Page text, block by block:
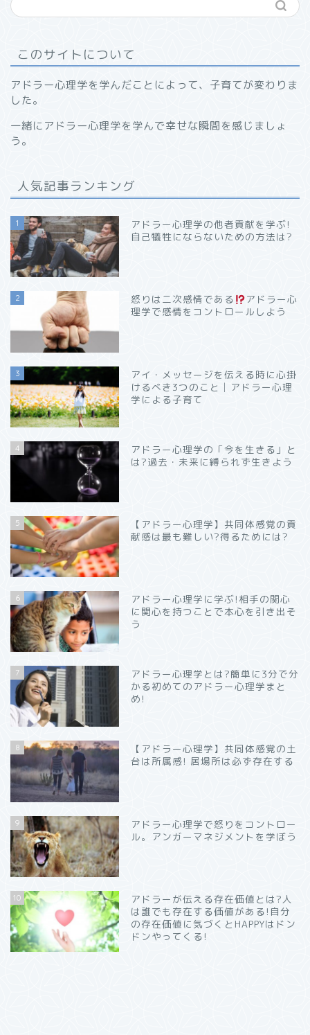
このサイトについて
アドラー心理学を学んだことによって、子育てが変わりま
した。
一緒にアドラー心理学を学んで幸せな瞬間を感じましょ
う。
人気記事ランキング
1
アドラー心理学の他者貢献を学ぶ!
自己犠牲にならないための方法は?
2 怒りは二次感情である
アドラー心
理学で感情をコントロールしよう
3
アイ・メッセージを伝える時に心掛
けるべき3つのこと│アドラー心理
学による子育て
4
アドラー心理学の「今を生きる」と
は?過去・未来に縛られず生きよう
5
【アドラー心理学】共同体感覚の貢
献感は最も難しい?得るためには?
6
アドラー心理学に学ぶ!相手の関心
に関心を持つことで本心を引き出そ
う
7
アドラー心理学とは?簡単に3分で分
かる初めてのアドラー心理学まと
め!
8
【アドラー心理学】共同体感覚の土
台は所属感! 居場所は必ず存在する
9
アドラー心理学で怒りをコントロー
ル。アンガーマネジメントを学ぼう
10
アドラーが伝える存在価値とは?人
は誰でも存在する価値がある!自分
の存在価値に気づくとHAPPYはドン
ドンやってくる!